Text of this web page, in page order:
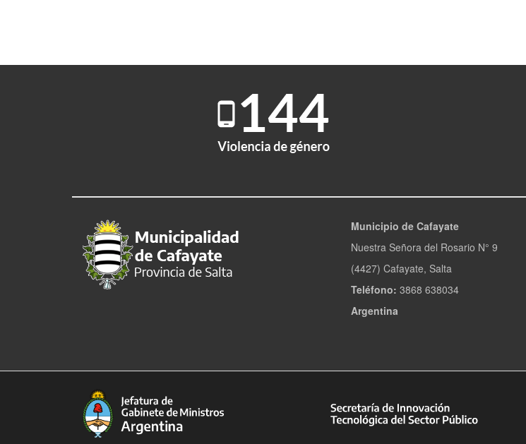
Municipio de Cafayate
Nuestra Señora del Rosario N° 9
(4427) Cafayate, Salta
Teléfono: 3868 638034
Argentina